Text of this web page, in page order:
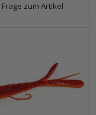
Frage zum Artikel